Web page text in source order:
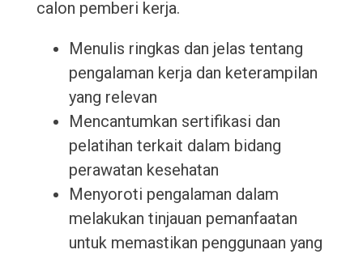
calon pemberi kerja.
Menulis ringkas dan jelas tentang
pengalaman kerja dan keterampilan
yang relevan
Mencantumkan sertifikasi dan
pelatihan terkait dalam bidang
perawatan kesehatan
Menyoroti pengalaman dalam
melakukan tinjauan pemanfaatan
untuk memastikan penggunaan yang